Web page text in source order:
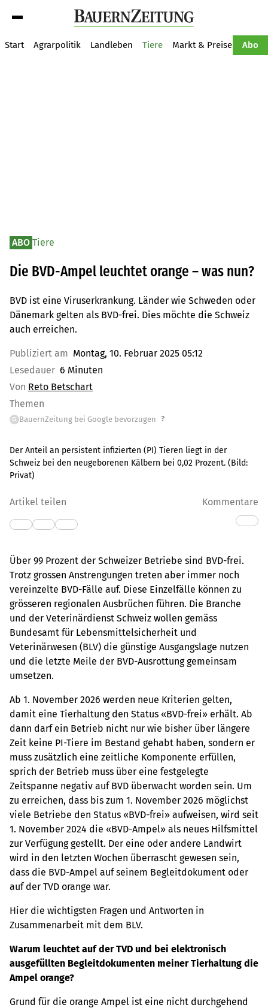
Start Agrarpolitik Landleben Tiere Markt & Preise Abo
ABO Tiere
Die BVD-Ampel leuchtet orange – was nun?
BVD ist eine Viruserkrankung. Länder wie Schweden oder
Dänemark gelten als BVD-frei. Dies möchte die Schweiz
auch erreichen.
Publiziert am Montag, 10. Februar 2025 05:12
Lesedauer 6 Minuten
Von Reto Betschart
Themen
G BauernZeitung bei Google bevorzugen ?
Der Anteil an persistent infizierten (PI) Tieren liegt in der
Schweiz bei den neugeborenen Kälbern bei 0,02 Prozent. (Bild:
Privat)
Artikel teilen Kommentare
Über 99 Prozent der Schweizer Betriebe sind BVD-frei.
Trotz grossen Anstrengungen treten aber immer noch
vereinzelte BVD-Fälle auf. Diese Einzelfälle können zu
grösseren regionalen Ausbrüchen führen. Die Branche
und der Veterinärdienst Schweiz wollen gemäss
Bundesamt für Lebensmittelsicherheit und
Veterinärwesen (BLV) die günstige Ausgangslage nutzen
und die letzte Meile der BVD-Ausrottung gemeinsam
umsetzen.
Ab 1. November 2026 werden neue Kriterien gelten,
damit eine Tierhaltung den Status «BVD-frei» erhält. Ab
dann darf ein Betrieb nicht nur wie bisher über längere
Zeit keine PI-Tiere im Bestand gehabt haben, sondern er
muss zusätzlich eine zeitliche Komponente erfüllen,
sprich der Betrieb muss über eine festgelegte
Zeitspanne negativ auf BVD überwacht worden sein. Um
zu erreichen, dass bis zum 1. November 2026 möglichst
viele Betriebe den Status «BVD-frei» aufweisen, wird seit
1. November 2024 die «BVD-Ampel» als neues Hilfsmittel
zur Verfügung gestellt. Der eine oder andere Landwirt
wird in den letzten Wochen überrascht gewesen sein,
dass die BVD-Ampel auf seinem Begleitdokument oder
auf der TVD orange war.
Hier die wichtigsten Fragen und Antworten in
Zusammenarbeit mit dem BLV.
Warum leuchtet auf der TVD und bei elektronisch
ausgefüllten Begleitdokumenten meiner Tierhaltung die
Ampel orange?
Grund für die orange Ampel ist eine nicht durchgehend